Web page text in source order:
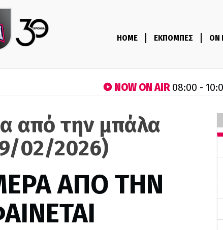
HOME ΕΚΠΟΜΠΕΣ ON
NOW ON AIR08:00 -
από την μπάλα
02/2026)
ΑΠΟ ΤΗΝ